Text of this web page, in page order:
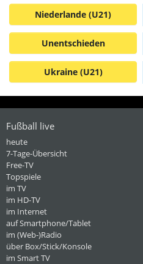
Niederlande (U21)
Unentschieden
Ukraine (U21)
Fußball live
heute
7-Tage-Übersicht
Free-TV
Topspiele
im TV
im HD-TV
im Internet
auf Smartphone/Tablet
im (Web-)Radio
über Box/Stick/Konsole
im Smart TV